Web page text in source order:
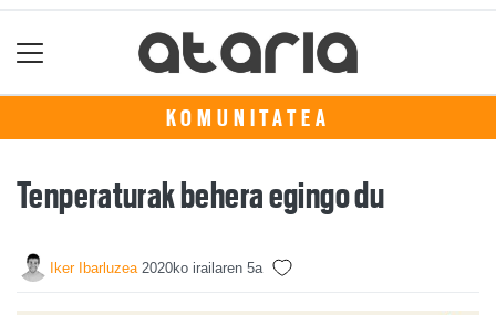
KOMUNITATEA
Tenperaturak behera egingo du
Iker Ibarluzea 2020ko irailaren 5a